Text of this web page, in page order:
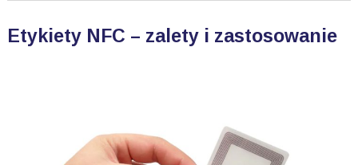
Etykiety NFC – zalety i zastosowanie